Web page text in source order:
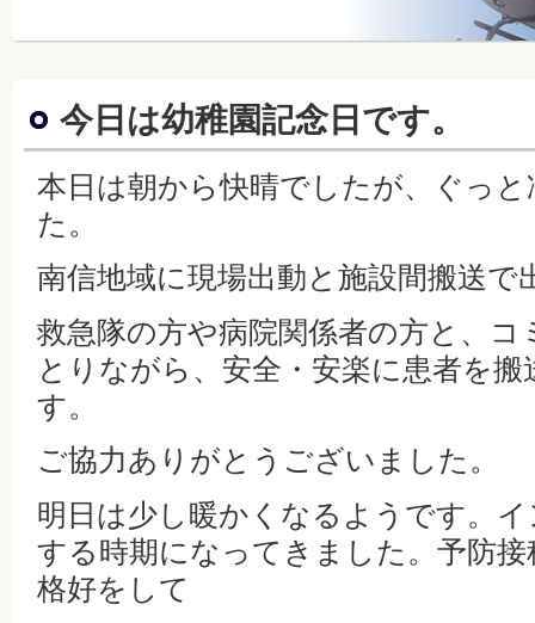
今日は幼稚園記念日です。
本日は朝から快晴でしたが、ぐっ
た。
南信地域に現場出動と施設間搬送で
救急隊の方や病院関係者の方と、
とりながら、安全・安楽に患者を
す。
ご協力ありがとうございました。
明日は少し暖かくなるようです。
する時期になってきました。予防
格好をして